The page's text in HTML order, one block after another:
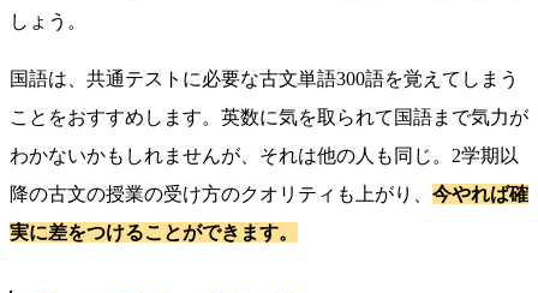
しょう。
国語は、共通テストに必要な古文単語300語を覚えてしまう
ことをおすすめします。英数に気を取られて国語まで気力が
わかないかもしれませんが、それは他の人も同じ。2学期以
降の古文の授業の受け方のクオリティも上がり、 今やれば確
実に差をつけることができます。